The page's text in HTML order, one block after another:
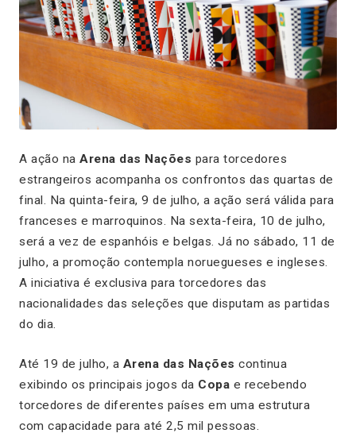
A ação na Arena das Nações para torcedores
estrangeiros acompanha os confrontos das quartas de
final. Na quinta-feira, 9 de julho, a ação será válida para
franceses e marroquinos. Na sexta-feira, 10 de julho,
será a vez de espanhóis e belgas. Já no sábado, 11 de
julho, a promoção contempla noruegueses e ingleses.
A iniciativa é exclusiva para torcedores das
nacionalidades das seleções que disputam as partidas
do dia.
Até 19 de julho, a Arena das Nações continua
exibindo os principais jogos da Copa e recebendo
torcedores de diferentes países em uma estrutura
com capacidade para até 2,5 mil pessoas.